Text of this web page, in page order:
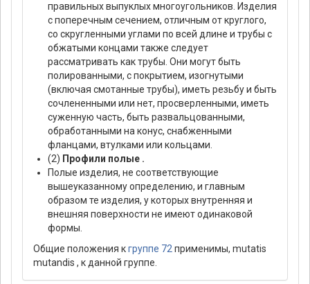
правильных выпуклых многоугольников. Изделия
с поперечным сечением, отличным от круглого,
со скругленными углами по всей длине и трубы с
обжатыми концами также следует
рассматривать как трубы. Они могут быть
полированными, с покрытием, изогнутыми
(включая смотанные трубы), иметь резьбу и быть
сочлененными или нет, просверленными, иметь
суженную часть, быть развальцованными,
обработанными на конус, снабженными
фланцами, втулками или кольцами.
(2) Профили полые .
Полые изделия, не соответствующие
вышеуказанному определению, и главным
образом те изделия, у которых внутренняя и
внешняя поверхности не имеют одинаковой
формы.
Общие положения кгруппе 72 применимы, mutatis
mutandis , к данной группе.